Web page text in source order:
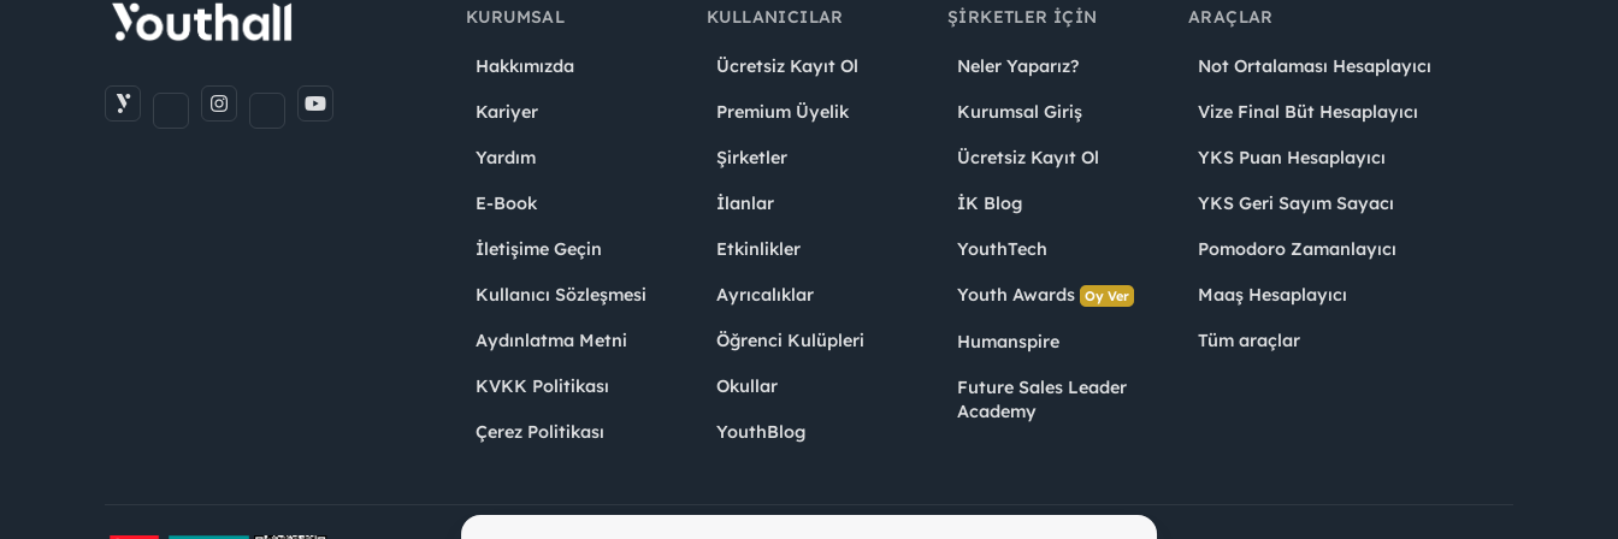
KURUMSAL
Hakkımızda
Kariyer
Yardım
E-Book
İletişime Geçin
Kullanıcı Sözleşmesi
Aydınlatma Metni
KVKK Politikası
Çerez Politikası
KULLANICILAR
Ücretsiz Kayıt Ol
Premium Üyelik
Şirketler
İlanlar
Etkinlikler
Ayrıcalıklar
Öğrenci Kulüpleri
Okullar
YouthBlog
ŞIRKETLER İÇIN
Neler Yaparız?
Kurumsal Giriş
Ücretsiz Kayıt Ol
İK Blog
YouthTech
Youth Awards Oy Ver
Humanspire
Future Sales Leader
Academy
ARAÇLAR
Not Ortalaması Hesaplayıcı
Vize Final Büt Hesaplayıcı
YKS Puan Hesaplayıcı
YKS Geri Sayım Sayacı
Pomodoro Zamanlayıcı
Maaş Hesaplayıcı
Tüm araçlar